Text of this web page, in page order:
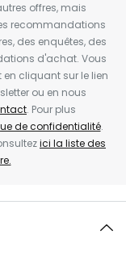
offres, mais
recommandations
des enquêtes, des
d'achat. Vous
cliquant sur le lien
ou en nous
. Pour plus
de confidentialité.
ici la liste des